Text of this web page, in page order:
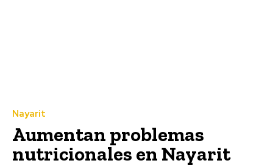
Nayarit
Aumentan problemas
nutricionales en Nayarit